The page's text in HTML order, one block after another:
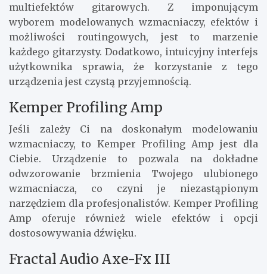
multiefektów gitarowych. Z imponującym
wyborem modelowanych wzmacniaczy, efektów i
możliwości routingowych, jest to marzenie
każdego gitarzysty. Dodatkowo, intuicyjny interfejs
użytkownika sprawia, że korzystanie z tego
urządzenia jest czystą przyjemnością.
Kemper Profiling Amp
Jeśli zależy Ci na doskonałym modelowaniu
wzmacniaczy, to Kemper Profiling Amp jest dla
Ciebie. Urządzenie to pozwala na dokładne
odwzorowanie brzmienia Twojego ulubionego
wzmacniacza, co czyni je niezastąpionym
narzędziem dla profesjonalistów. Kemper Profiling
Amp oferuje również wiele efektów i opcji
dostosowywania dźwięku.
Fractal Audio Axe-Fx III